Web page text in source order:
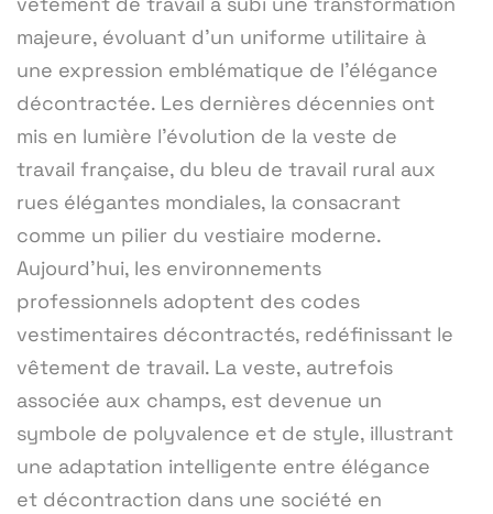
majeure, évoluant d'un uniforme utilitaire à
une expression emblématique de l'élégance
décontractée. Les dernières décennies ont
mis en lumière l'évolution de la veste de
travail française, du bleu de travail rural aux
rues élégantes mondiales, la consacrant
comme un pilier du vestiaire moderne.
Aujourd'hui, les environnements
professionnels adoptent des codes
vestimentaires décontractés, redéfinissant le
vêtement de travail. La veste, autrefois
associée aux champs, est devenue un
symbole de polyvalence et de style, illustrant
une adaptation intelligente entre élégance
et décontraction dans une société en